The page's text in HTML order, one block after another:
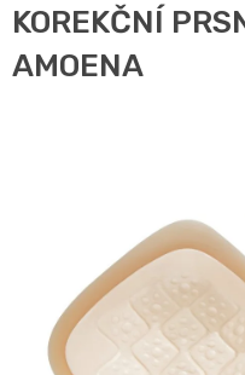
KOREKČNÍ
AMOENA